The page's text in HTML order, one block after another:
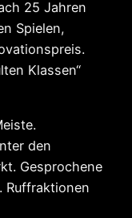
25 Jahren
Spielen,
Klassen“
den
Gesprochene
Ruffraktionen